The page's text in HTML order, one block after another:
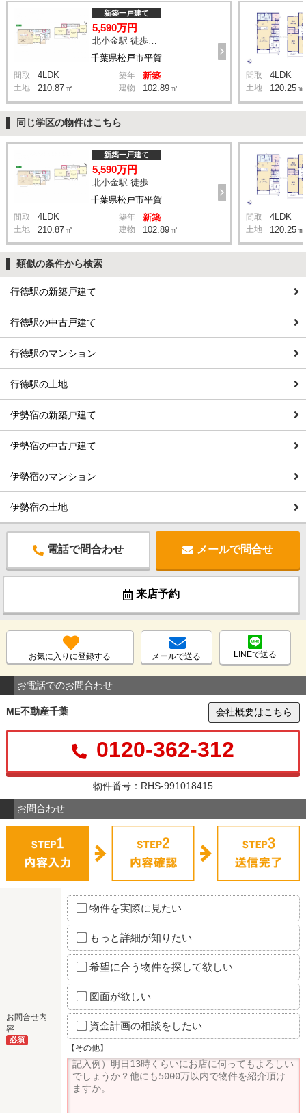
千葉県松戸市平賀
新築一戸建て
5,590万円
北小金駅 徒歩9分
間取 4LDK 築年 新築
土地 210.87㎡ 建物 102.89㎡
間取 4LDK
土地 120.25㎡
同じ学区の物件はこちら
千葉県松戸市平賀
新築一戸建て
5,590万円
間取 4LDK 築年 新築
土地 210.87㎡ 建物 102.89㎡
間取 4LDK
土地 120.25㎡
類似の条件から検索
行徳駅の新築戸建て
行徳駅の中古戸建て
行徳駅のマンション
行徳駅の土地
伊勢宿の新築戸建て
伊勢宿の中古戸建て
伊勢宿のマンション
伊勢宿の土地
電話で問合わせ メールで問合せ
来店予約
お気に入りに登録する メールで送る LINEで送る
お電話でのお問合わせ
ME不動産千葉 会社概要はこちら
0120-362-312
物件番号：RHS-991018415
お問合わせ
お問合せ内
容
必須
物件を実際に見たい
もっと詳細が知りたい
希望に合う物件を探して欲しい
図面が欲しい
資金計画の相談をしたい
【その他】